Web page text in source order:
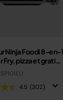
Ninja Foodi 8-en-1
Fry, pizza et gratin
4.5 (302)